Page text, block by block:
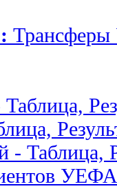
Таблица,
УЕФА